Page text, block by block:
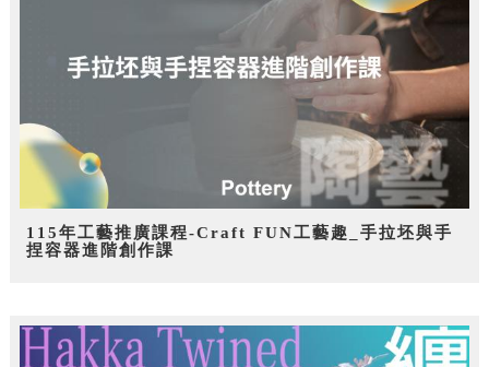
115年工藝推廣課程-Craft FUN工藝趣_手拉坯與手
捏容器進階創作課